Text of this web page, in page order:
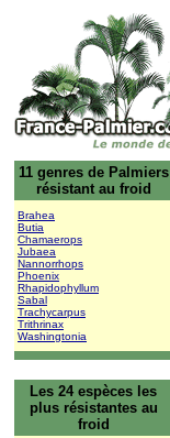
11 genres de Palmiers
résistant au froid
Brahea
Butia
Chamaerops
Jubaea
Nannorrhops
Phoenix
Rhapidophyllum
Sabal
Trachycarpus
Trithrinax
Washingtonia
Les 24 espèces les
plus résistantes au
froid